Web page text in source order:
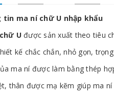
tin ma ní chữ U nhập khẩu
Uđược sản xuất theo tiêu
kế chắc chắn, nhỏ gọn,
ma ní được làm bằng thép
thân được mạ kẽm giúp ma